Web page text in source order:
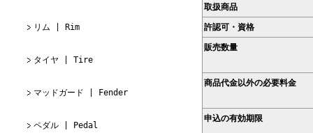
リム | Rim
タイヤ | Tire
マッドガード | Fender
ペダル | Pedal
取扱商品
許認可・資格
販売数量
商品代金以外の必要料金
申込の有効期限